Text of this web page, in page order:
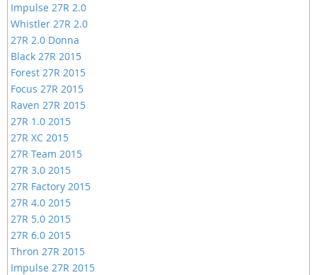
Impulse 27R 2.0
Whistler 27R 2.0
27R 2.0 Donna
Black 27R 2015
Forest 27R 2015
Focus 27R 2015
Raven 27R 2015
27R 1.0 2015
27R XC 2015
27R Team 2015
27R 3.0 2015
27R Factory 2015
27R 4.0 2015
27R 5.0 2015
27R 6.0 2015
Thron 27R 2015
Impulse 27R 2015